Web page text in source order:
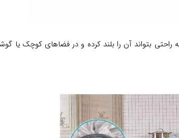
بتواند آن را بلند کرده و در فضاهای کوچک یا